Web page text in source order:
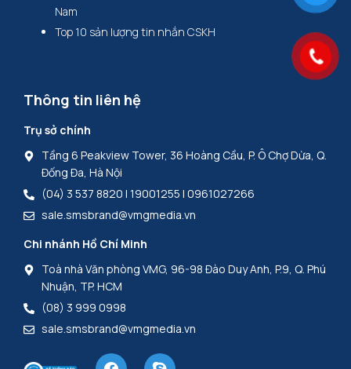
Nam
Top 10 sản lượng tin nhắn CSKH
Thông tin liên hệ
Trụ sở chính
Tầng 6 Peakview Tower, 36 Hoàng Cầu, P. Ô Chợ Dừa, Q.
Đống Đa, Hà Nội
(04) 3 537 8820 | 19001255 | 0961027266
sale.smsbrand@vmgmedia.vn
Chi nhánh Hồ Chí Minh
Toà nhà Văn phòng VMG, 96-98 Đào Duy Anh, P.9, Q. Phú
Nhuận, TP. HCM
(08) 3 999 0998
sale.smsbrand@vmgmedia.vn